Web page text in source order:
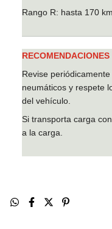
Rango R: hasta 170
RECOMENDACIONES
Revise
neumáticos y respete
del vehículo.
Si transporta carga
a la carga.